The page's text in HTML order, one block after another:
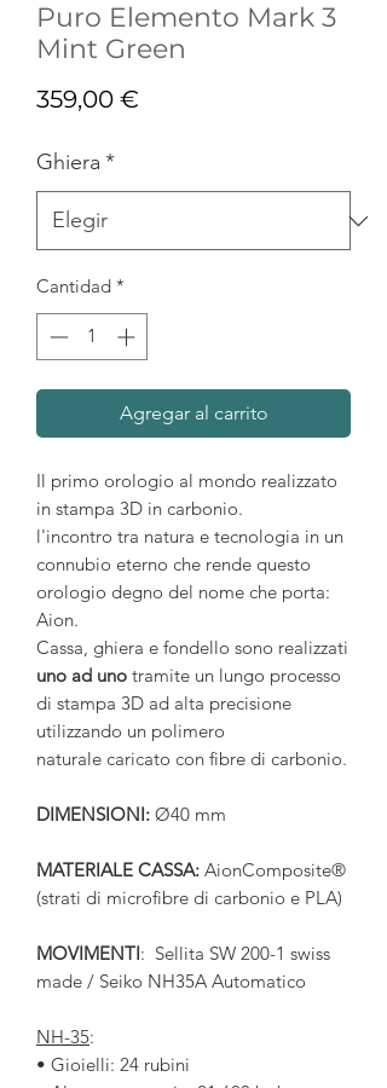
Puro Elemento Mark 3
Mint Green
359,00 €
Ghiera *
Cantidad *
Agregar al carrito
Il primo orologio al mondo realizzato
in stampa 3D in carbonio.
l'incontro tra natura e tecnologia in un
connubio eterno che rende questo
orologio degno del nome che porta:
Aion.
Cassa, ghiera e fondello sono realizzati
uno ad uno tramite un lungo processo
di stampa 3D ad alta precisione
utilizzando un polimero
naturale caricato con fibre di carbonio.
DIMENSIONI: Ø40 mm
MATERIALE CASSA: AionComposite®
(strati di microfibre di carbonio e PLA)
MOVIMENTI: Sellita SW 200-1 swiss
made / Seiko NH35A Automatico
NH-35:
• Gioielli: 24 rubini